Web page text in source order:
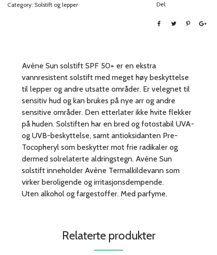
Category: Solstift og lepper Del:
Avène Sun solstift SPF 50+ er en ekstra
vannresistent solstift med meget høy beskyttelse
til lepper og andre utsatte områder. Er velegnet til
sensitiv hud og kan brukes på nye arr og andre
sensitive områder. Den etterlater ikke hvite flekker
på huden. Solstiften har en bred og fotostabil UVA-
og UVB-beskyttelse, samt antioksidanten Pre-
Tocopheryl som beskytter mot frie radikaler og
dermed solrelaterte aldringstegn. Avène Sun
solstift inneholder Avène Termalkildevann som
virker beroligende og irritasjonsdempende.
Uten alkohol og fargestoffer. Med parfyme.
Relaterte produkter